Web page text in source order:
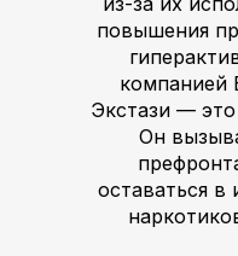
повышения
компанией
Экстази —
Он
оставаться